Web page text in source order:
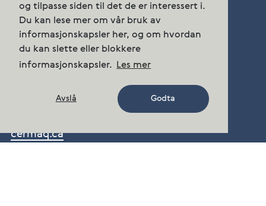
og tilpasse siden til det de er interessert i.
Du kan lese mer om vår bruk av
informasjonskapsler her, og om hvordan
du kan slette eller blokkere
informasjonskapsler.
Les mer
Avslå Godta
Kontakt oss
Følg oss på
Facebook,LinkedIn,Instagram
cermaq.ca